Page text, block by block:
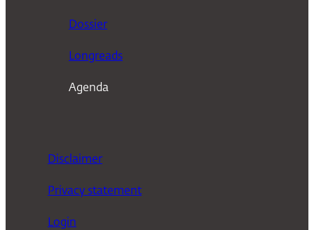
Dossier
Longreads
Agenda
Disclaimer
Privacy statement
Login